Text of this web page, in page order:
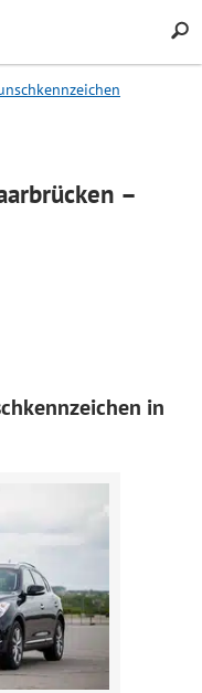
Search
–
in